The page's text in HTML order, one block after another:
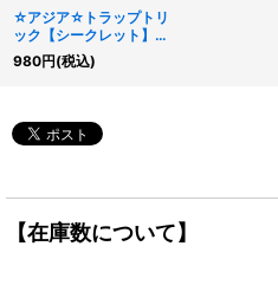
☆アジア☆トラップトリ
ック【シークレット】
{アジアBETB-JPS14}
《罠》
980円(税込)
【在庫数について】